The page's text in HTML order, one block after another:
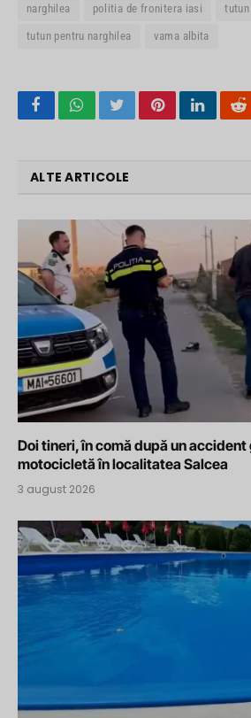
narghilea politia de fronitera iasi tutun
tutun pentru narghilea vama albita
FacebookWhatsApp
TwitterPinterest
ALTE ARTICOLE
Doi tineri, în comă după un accident
motocicletă în localitatea Salcea
3 august 2026